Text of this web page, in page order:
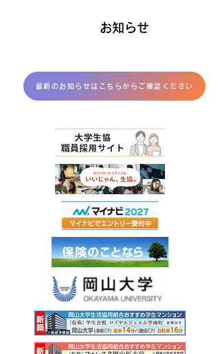
お知らせ
最新のお知らせはこちらからご確認ください